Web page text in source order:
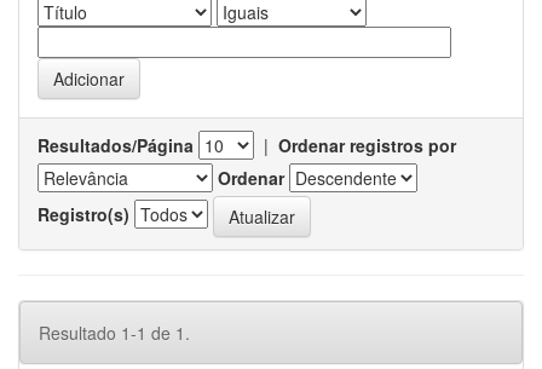
Resultados/Página | Ordenar registros por
Ordenar
Registro(s)
Resultado 1-1 de 1.